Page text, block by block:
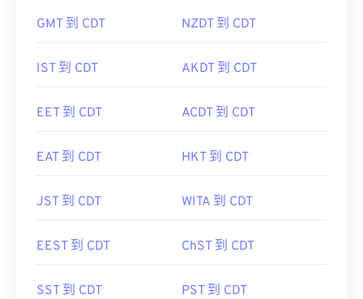
GMT 到 CDT NZDT 到 CDT
IST 到 CDT AKDT 到 CDT
EET 到 CDT ACDT 到 CDT
EAT 到 CDT HKT 到 CDT
JST 到 CDT WITA 到 CDT
EEST 到 CDT ChST 到 CDT
SST 到 CDT PST 到 CDT